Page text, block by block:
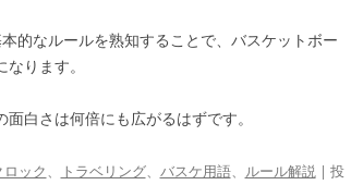
的なルールを熟知することで、バスケットボー
ります。
白さは何倍にも広がるはずです。
ック、 トラベリング、 バスケ用語、 ルール解説| 投